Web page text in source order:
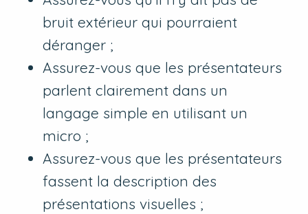
bruit extérieur qui pourraient
déranger ;
Assurez-vous que les présentateurs
parlent clairement dans un
langage simple en utilisant un
micro ;
Assurez-vous que les présentateurs
fassent la description des
présentations visuelles ;